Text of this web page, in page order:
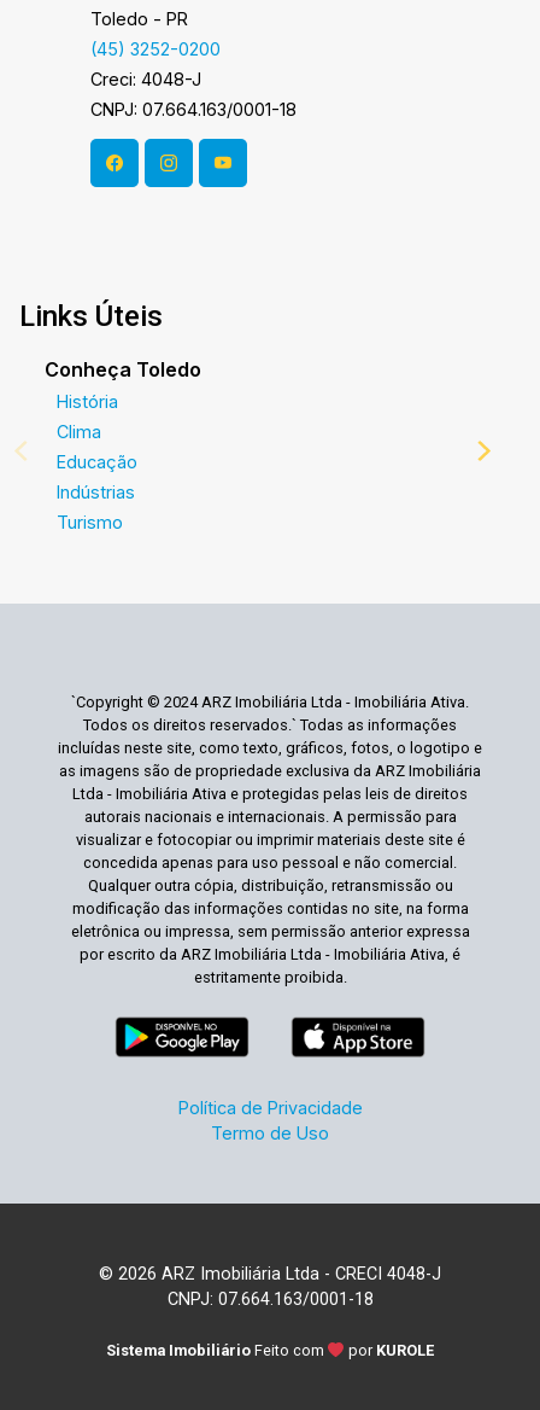
Toledo - PR
(45) 3252-0200
Creci: 4048-J
CNPJ: 07.664.163/0001-18
Links Úteis
Conheça Toledo
História
Clima
Educação
Indústrias
Turismo
`Copyright © 2024 ARZ Imobiliária Ltda - Imobiliária Ativa.
Todos os direitos reservados.` Todas as informações
incluídas neste site, como texto, gráficos, fotos, o logotipo e
as imagens são de propriedade exclusiva da ARZ Imobiliária
Ltda - Imobiliária Ativa e protegidas pelas leis de direitos
autorais nacionais e internacionais. A permissão para
visualizar e fotocopiar ou imprimir materiais deste site é
concedida apenas para uso pessoal e não comercial.
Qualquer outra cópia, distribuição, retransmissão ou
modificação das informações contidas no site, na forma
eletrônica ou impressa, sem permissão anterior expressa
por escrito da ARZ Imobiliária Ltda - Imobiliária Ativa, é
estritamente proibida.
Política de Privacidade
Termo de Uso
© 2026 ARZ Imobiliária Ltda - CRECI 4048-J
CNPJ: 07.664.163/0001-18
Sistema Imobiliário Feito com por KUROLE